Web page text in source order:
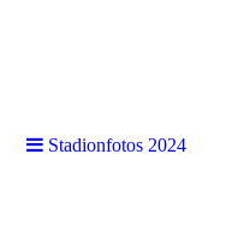
Stadionfotos 2024
Stadionfotos 2024